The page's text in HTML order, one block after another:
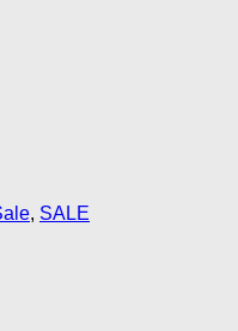
, SALE